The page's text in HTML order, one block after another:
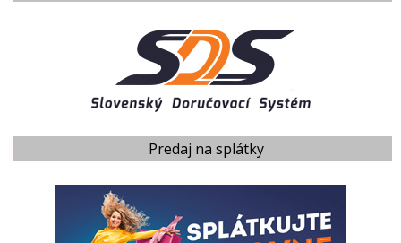
Predaj na splátky